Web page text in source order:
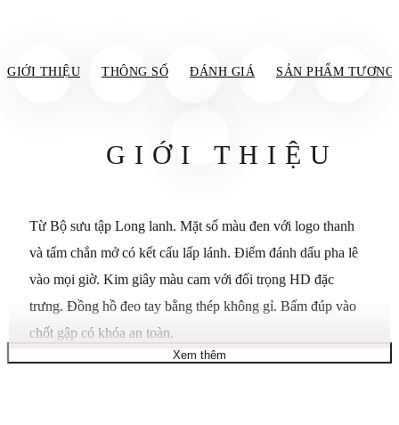
GIỚI THIỆU THÔNG SỐ ĐÁNH GIÁ SẢN PHẨM TƯƠNG
GIỚI THIỆU
Từ Bộ sưu tập Long lanh. Mặt số màu đen với logo thanh
và tấm chắn mở có kết cấu lấp lánh. Điểm đánh dấu pha lê
vào mọi giờ. Kim giây màu cam với đối trọng HD đặc
trưng. Đồng hồ đeo tay bằng thép không gỉ. Bấm đúp vào
chốt gập có khóa an toàn.
Phong trào: Quartz
Xem thêm